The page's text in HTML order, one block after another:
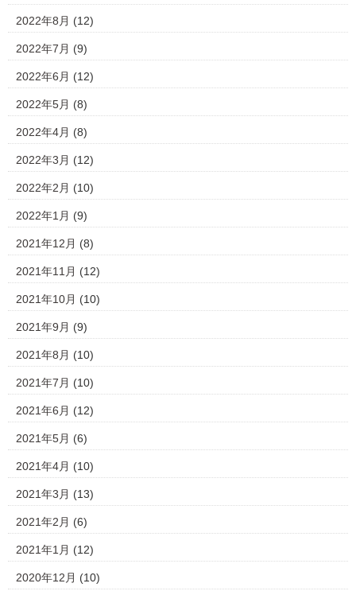
2022年8月 (12)
2022年7月 (9)
2022年6月 (12)
2022年5月 (8)
2022年4月 (8)
2022年3月 (12)
2022年2月 (10)
2022年1月 (9)
2021年12月 (8)
2021年11月 (12)
2021年10月 (10)
2021年9月 (9)
2021年8月 (10)
2021年7月 (10)
2021年6月 (12)
2021年5月 (6)
2021年4月 (10)
2021年3月 (13)
2021年2月 (6)
2021年1月 (12)
2020年12月 (10)